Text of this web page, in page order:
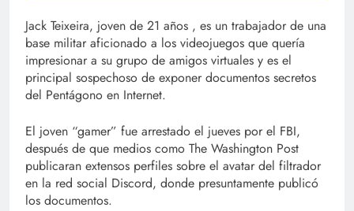
Jack Teixeira, joven de 21 años , es un trabajador de una
base militar aficionado a los videojuegos que quería
impresionar a su grupo de amigos virtuales y es el
principal sospechoso de exponer documentos secretos
del Pentágono en Internet.
El joven “gamer” fue arrestado el jueves por el FBI,
después de que medios como The Washington Post
publicaran extensos perfiles sobre el avatar del filtrador
en la red social Discord, donde presuntamente publicó
los documentos.